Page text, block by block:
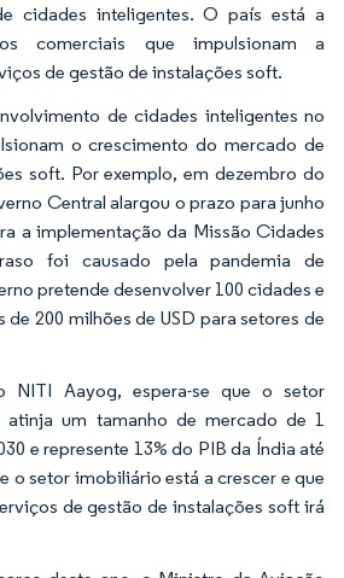
cidades inteligentes. O país está a
comerciais que impulsionam a
de gestão de instalações soft.
de cidades inteligentes no
o crescimento do mercado de
soft. Por exemplo, em dezembro do
Central alargou o prazo para junho
a implementação da Missão Cidades
foi causado pela pandemia de
pretende desenvolver 100 cidades e
200 milhões de USD para setores de
NITI Aayog, espera-se que o setor
um tamanho de mercado de 1
e represente 13% do PIB da Índia até
o setor imobiliário está a crescer e que
de gestão de instalações soft irá